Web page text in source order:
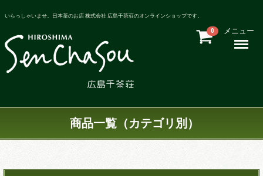
いらっしゃいませ。日本茶のお店 株式会社 広島千茶荘のオンラインショップです。
0 メニュー
Menu
商品一覧（カテゴリ別）